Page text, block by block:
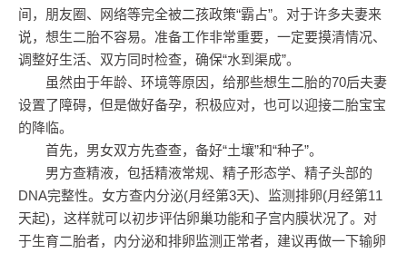
间，朋友圈、网络等完全被二孩政策“霸占”。对于许多夫妻来
说，想生二胎不容易。准备工作非常重要，一定要摸清情况、
调整好生活、双方同时检查，确保“水到渠成”。
虽然由于年龄、环境等原因，给那些想生二胎的70后夫妻
设置了障碍，但是做好备孕，积极应对，也可以迎接二胎宝宝
的降临。
首先，男女双方先查查，备好“土壤”和“种子”。
男方查精液，包括精液常规、精子形态学、精子头部的
DNA完整性。女方查内分泌(月经第3天)、监测排卵(月经第11
天起)，这样就可以初步评估卵巢功能和子宫内膜状况了。对
于生育二胎者，内分泌和排卵监测正常者，建议再做一下输卵